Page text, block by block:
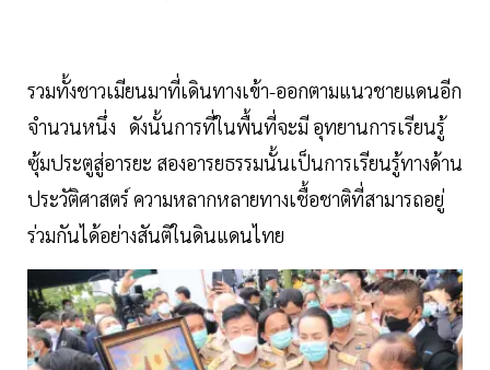
รวมทั้งชาวเมียนมาที่เดินทางเข้า-ออกตามแนวชายแดนอีก
จำนวนหนึ่ง ดังนั้นการที่ในพื้นที่จะมี อุทยานการเรียนรู้
ซุ้มประตูสู่อารยะ สองอารยธรรมนั้นเป็นการเรียนรู้ทางด้าน
ประวัติศาสตร์ ความหลากหลายทางเชื้อชาติที่สามารถอยู่
ร่วมกันได้อย่างสันติในดินแดนไทย